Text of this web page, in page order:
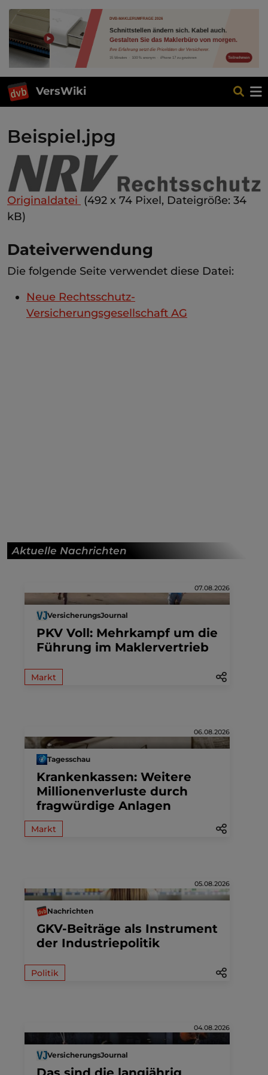
VersWiki
Beispiel.jpg
Originaldatei (492 x 74 Pixel, Dateigröße: 34
kB)
Dateiverwendung
Die folgende Seite verwendet diese Datei:
Neue Rechtsschutz-
Versicherungsgesellschaft AG
Aktuelle Nachrichten
07.08.2026
VersicherungsJournal
PKV Voll: Mehrkampf um die
Führung im Maklervertrieb
Markt
06.08.2026
Tagesschau
Krankenkassen: Weitere
Millionenverluste durch
fragwürdige Anlagen
Markt
05.08.2026
Nachrichten
GKV-Beiträge als Instrument
der Industriepolitik
Politik
04.08.2026
VersicherungsJournal